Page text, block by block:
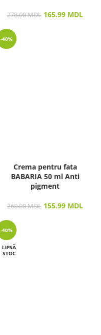
278.00MDL 165.99 MDL
-40%
Crema pentru fata
BABARIA 50 ml Anti
pigment
260.00MDL 155.99 MDL
-40%
LIPSĂ
STOC